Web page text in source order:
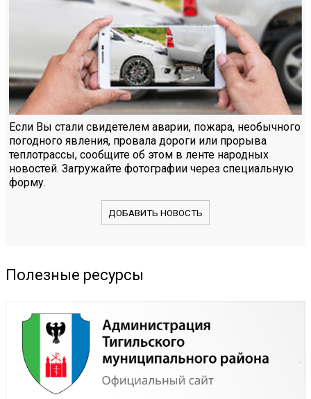
Если Вы стали свидетелем аварии, пожара, необычного
погодного явления, провала дороги или прорыва
теплотрассы, сообщите об этом в ленте народных
новостей. Загружайте фотографии через специальную
форму.
ДОБАВИТЬ НОВОСТЬ
Полезные ресурсы